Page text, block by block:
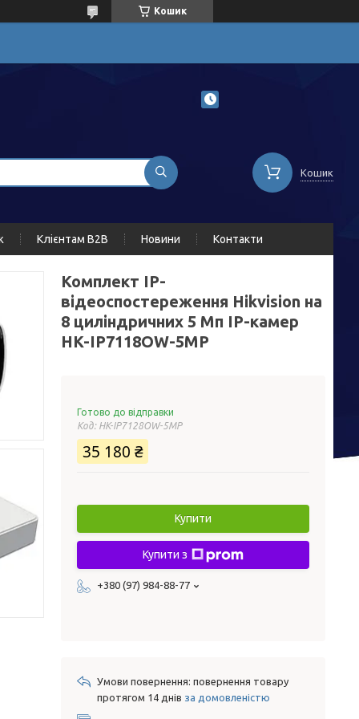
Кошик
Кошик
Клієнтам B2B Новини Контакти
Комплект IP-
відеоспостереження Hikvision на
8 циліндричних 5 Мп IP-камер
HK-IP7118OW-5MP
Готово до відправки
Код: HK-IP7128OW-5MP
35 180 ₴
Купити
Купити з
+380 (97) 984-88-77
повернення товару
протягом 14 днів за домовленістю